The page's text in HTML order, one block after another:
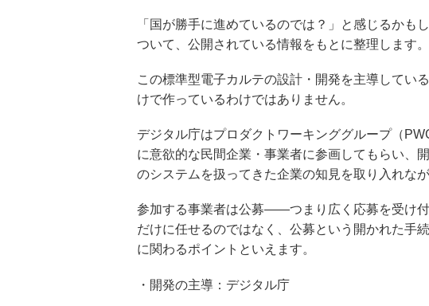
「国が勝手に進めているのでは？」と感じるかも
ついて、公開されている情報をもとに整理します。
この標準型電子カルテの設計・開発を主導してい
けで作っているわけではありません。
デジタル庁はプロダクトワーキンググループ（
に意欲的な民間企業・事業者に参画してもらい、
のシステムを扱ってきた企業の知見を取り入れな
参加する事業者は公募――つまり広く応募を受け
だけに任せるのではなく、公募という開かれた手
に関わるポイントといえます。
・開発の主導：デジタル庁